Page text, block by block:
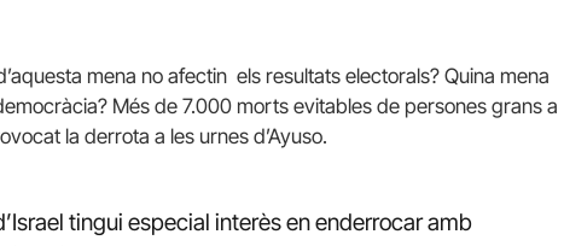
mena no afectin els resultats electorals? Quina mena
Més de 7.000 morts evitables de persones grans a
la derrota a les urnes d’Ayuso.
tingui especial interès en enderrocar amb